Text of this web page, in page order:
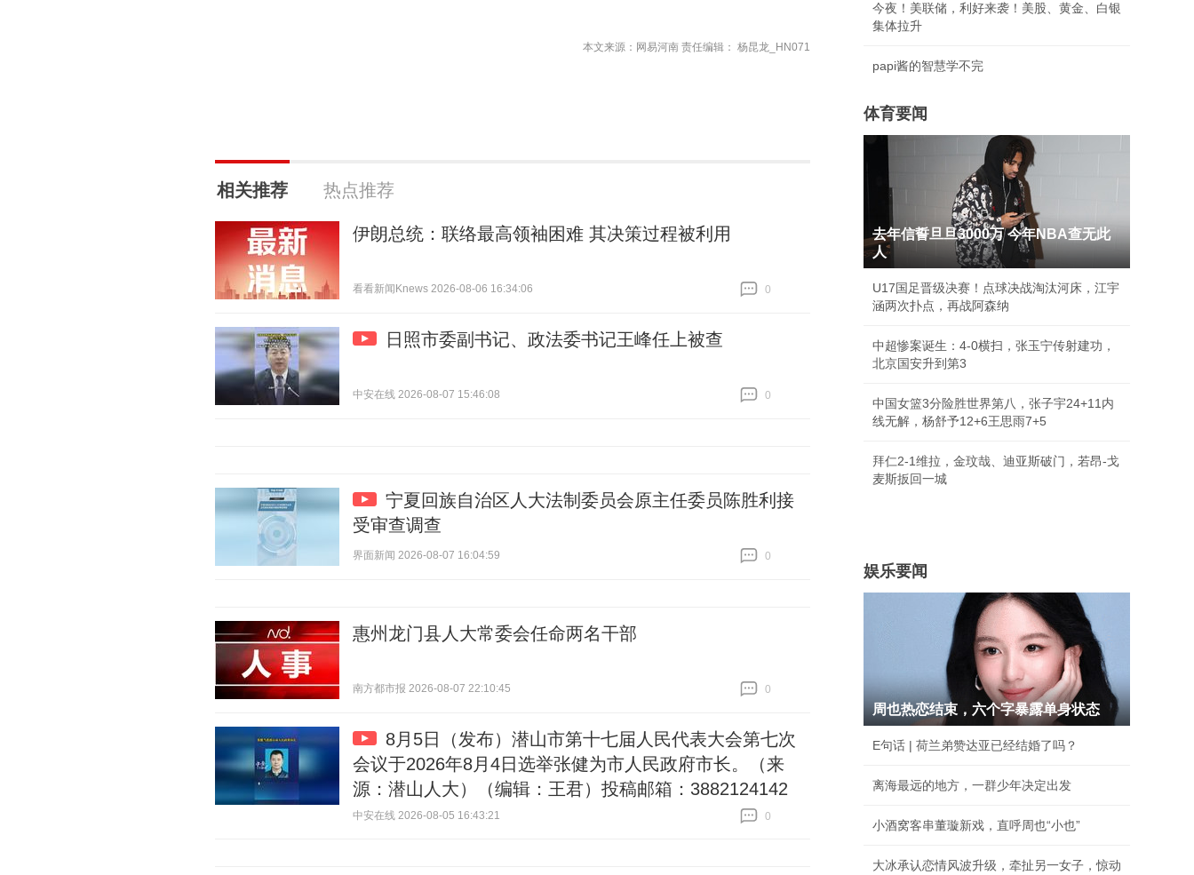
本文来源：网易河南 责任编辑： 杨昆龙_HN071
相关推荐 热点推荐
伊朗总统：联络最高领袖困难 其决策过程被利用
看看新闻Knews 2026-08-06 16:34:06
0
日照市委副书记、政法委书记王峰任上被查
中安在线 2026-08-07 15:46:08
0
宁夏回族自治区人大法制委员会原主任委员陈胜利接
受审查调查
界面新闻 2026-08-07 16:04:59
0
惠州龙门县人大常委会任命两名干部
南方都市报 2026-08-07 22:10:45
0
8月5日（发布）潜山市第十七届人民代表大会第七次
会议于2026年8月4日选举张健为市人民政府市长。（来
源：潜山人大）（编辑：王君）投稿邮箱：3882124142
中安在线 2026-08-05 16:43:21
0
今夜！美联储，利好来袭！美股、黄金、白银
集体拉升
papi酱的智慧学不完
体育要闻
去年信誓旦旦3000万 今年NBA查无此
人
U17国足晋级决赛！点球决战淘汰河床，江宇
涵两次扑点，再战阿森纳
中超惨案诞生：4-0横扫，张玉宁传射建功，
北京国安升到第3
中国女篮3分险胜世界第八，张子宇24+11内
线无解，杨舒予12+6王思雨7+5
拜仁2-1维拉，金玟哉、迪亚斯破门，若昂-戈
麦斯扳回一城
娱乐要闻
周也热恋结束，六个字暴露单身状态
E句话 | 荷兰弟赞达亚已经结婚了吗？
离海最远的地方，一群少年决定出发
小酒窝客串董璇新戏，直呼周也“小也”
大冰承认恋情风波升级，牵扯另一女子，惊动